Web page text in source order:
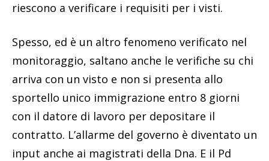
riescono a verificare i requisiti per i visti.
Spesso, ed è un altro fenomeno verificato nel
monitoraggio, saltano anche le verifiche su chi
arriva con un visto e non si presenta allo
sportello unico immigrazione entro 8 giorni
con il datore di lavoro per depositare il
contratto. L’allarme del governo è diventato un
input anche ai magistrati della Dna. E il Pd